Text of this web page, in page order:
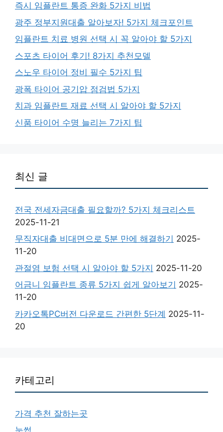
즉시 임플란트 통증 완화 5가지 비법
광주 정부지원대출 알아보자! 5가지 체크포인트
임플란트 치료 병원 선택 시 꼭 알아야 할 5가지
스포츠 타이어 후기! 8가지 추천모델
스노우 타이어 정비 필수 5가지 팁
광폭 타이어 공기압 점검법 5가지
치과 임플란트 재료 선택 시 알아야 할 5가지
신품 타이어 수명 늘리는 7가지 팁
최신 글
전국 전세자금대출 필요할까? 5가지 체크리스트
2025-11-21
무직자대출 비대면으로 5분 만에 해결하기 2025-
11-20
관절염 보험 선택 시 알아야 할 5가지 2025-11-20
어금니 임플란트 종류 5가지 쉽게 알아보기 2025-
11-20
카카오톡PC버전 다운로드 간편한 5단계 2025-11-
20
카테고리
가격 추천 잘하는곳